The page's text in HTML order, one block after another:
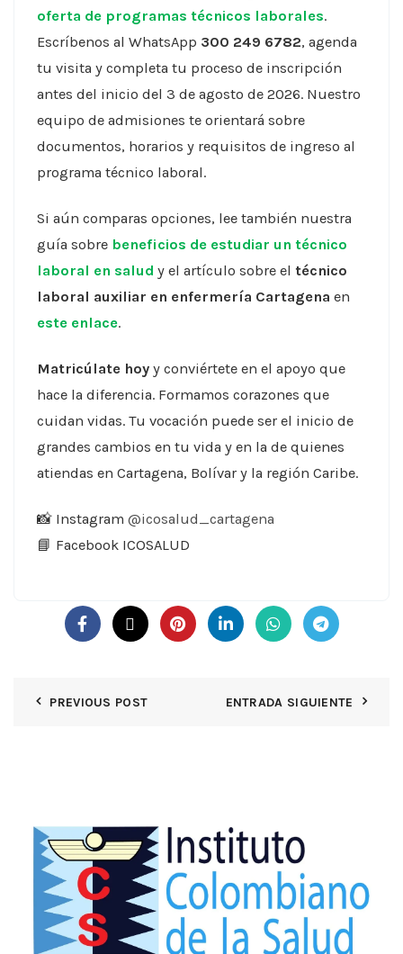
oferta de programas técnicos laborales.
Escríbenos al WhatsApp 300 249 6782, agenda
tu visita y completa tu proceso de inscripción
antes del inicio del 3 de agosto de 2026. Nuestro
equipo de admisiones te orientará sobre
documentos, horarios y requisitos de ingreso al
programa técnico laboral.
Si aún comparas opciones, lee también nuestra
guía sobre beneficios de estudiar un técnico
laboral en salud y el artículo sobre el técnico
laboral auxiliar en enfermería Cartagena en
este enlace.
Matricúlate hoy y conviértete en el apoyo que
hace la diferencia. Formamos corazones que
cuidan vidas. Tu vocación puede ser el inicio de
grandes cambios en tu vida y en la de quienes
atiendas en Cartagena, Bolívar y la región Caribe.
📸 Instagram @icosalud_cartagena
📘 Facebook ICOSALUD
PREVIOUS POST ENTRADA SIGUIENTE